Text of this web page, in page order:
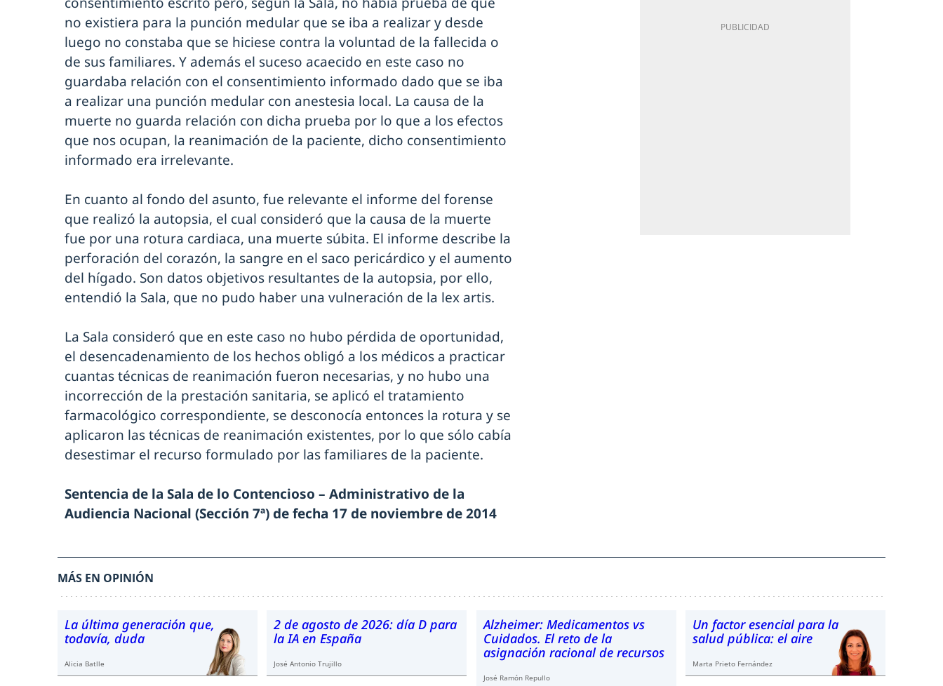
no existiera para la punción medular que se iba a realizar y desde
luego no constaba que se hiciese contra la voluntad de la fallecida o
de sus familiares. Y además el suceso acaecido en este caso no
guardaba relación con el consentimiento informado dado que se iba
a realizar una punción medular con anestesia local. La causa de la
muerte no guarda relación con dicha prueba por lo que a los efectos
que nos ocupan, la reanimación de la paciente, dicho consentimiento
informado era irrelevante.
En cuanto al fondo del asunto, fue relevante el informe del forense
que realizó la autopsia, el cual consideró que la causa de la muerte
fue por una rotura cardiaca, una muerte súbita. El informe describe la
perforación del corazón, la sangre en el saco pericárdico y el aumento
del hígado. Son datos objetivos resultantes de la autopsia, por ello,
entendió la Sala, que no pudo haber una vulneración de la lex artis.
La Sala consideró que en este caso no hubo pérdida de oportunidad,
el desencadenamiento de los hechos obligó a los médicos a practicar
cuantas técnicas de reanimación fueron necesarias, y no hubo una
incorrección de la prestación sanitaria, se aplicó el tratamiento
farmacológico correspondiente, se desconocía entonces la rotura y se
aplicaron las técnicas de reanimación existentes, por lo que sólo cabía
desestimar el recurso formulado por las familiares de la paciente.
Sentencia de la Sala de lo Contencioso – Administrativo de la
Audiencia Nacional (Sección 7ª) de fecha 17 de noviembre de 2014
MÁS EN OPINIÓN
La última generación que,
todavía, duda
Alicia Batlle
2 de agosto de 2026: día D para
la IA en España
José Antonio Trujillo
Alzheimer: Medicamentos vs
Cuidados. El reto de la
asignación racional de recursos
José Ramón Repullo
Un factor esencial para la
salud pública: el aire
Marta Prieto Fernández